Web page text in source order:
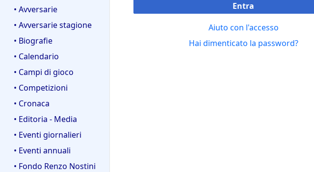
• Avversarie
• Avversarie stagione
• Biografie
• Calendario
• Campi di gioco
• Competizioni
• Cronaca
• Editoria - Media
• Eventi giornalieri
• Eventi annuali
• Fondo Renzo Nostini
Entra
Aiuto con l'accesso
Hai dimenticato la password?